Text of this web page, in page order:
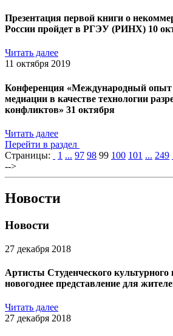
Презентация первой книги о
России пройдет в РГЭУ (РИНХ) 10
Читать далее
11 октября 2019
Конференция «Международный
медиации в качестве технологии
конфликтов» 31 октября
Читать далее
Перейти в раздел
Страницы:
1 ... 97 98 99 100 101 ... 249
-->
Новости
Новости
27 декабря 2018
Артисты Студенческого культурного
новогоднее представление для
Читать далее
27 декабря 2018